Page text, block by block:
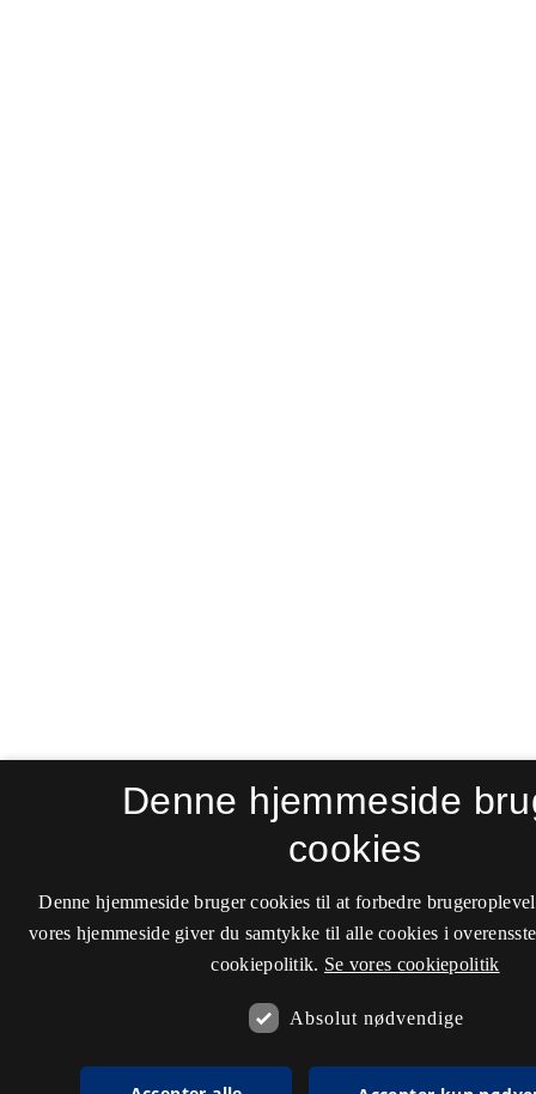
Denne hjemmeside
cookies
Denne hjemmeside bruger cookies til at forbedre
vores hjemmeside giver du samtykke til alle cookies i
cookiepolitik. Se vores cookiepolitik
Absolut nødvendige